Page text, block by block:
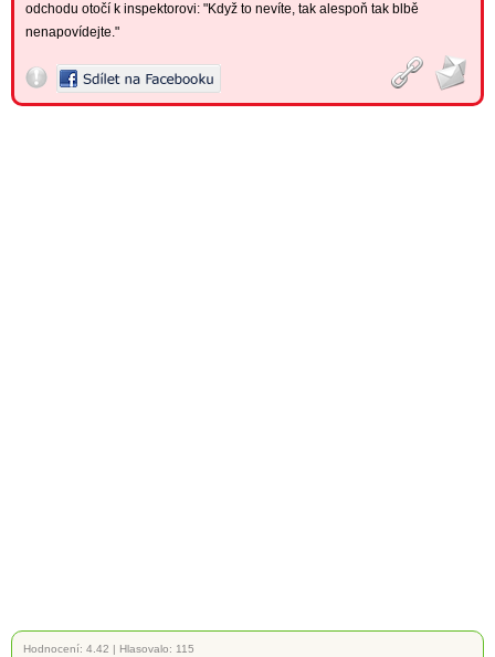
odchodu otočí k inspektorovi: "Když to nevíte, tak alespoň tak blbě
nenapovídejte."
Hodnocení: 4.42 | Hlasovalo: 115